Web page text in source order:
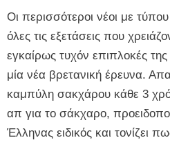
Οι περισσότεροι νέοι με
όλες τις εξετάσεις που
εγκαίρως τυχόν επιπλοκές
μία νέα βρετανική έρευνα.
καμπύλη σακχάρου κάθε 3
απ για το σάκχαρο,
Έλληνας ειδικός και τονίζει